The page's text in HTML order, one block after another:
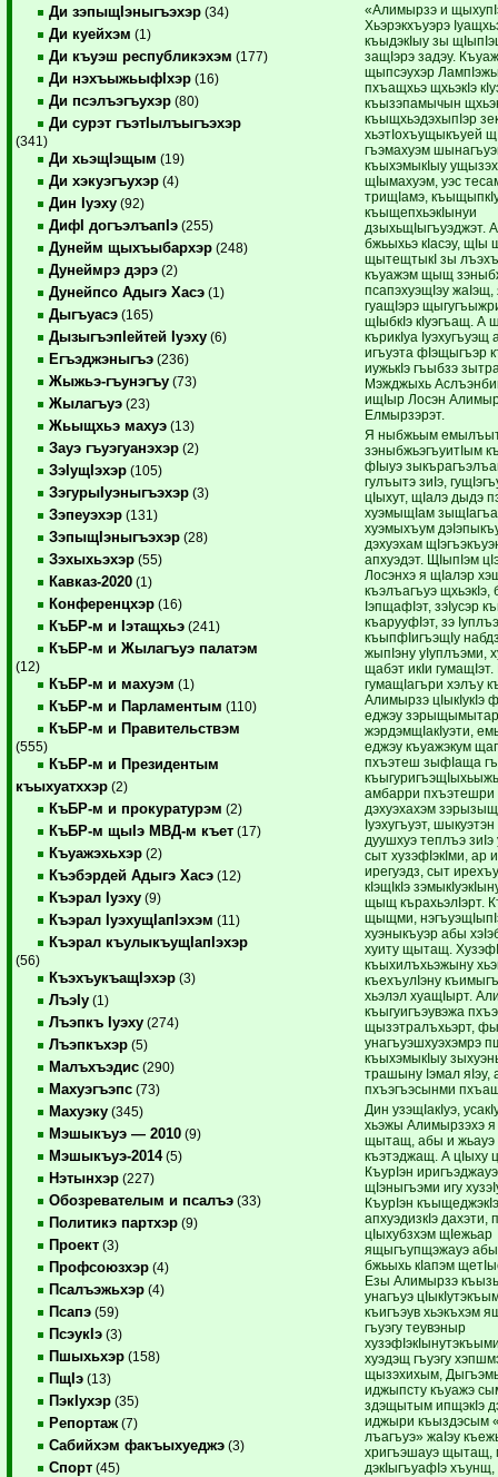
Ди зэпыщIэныгъэхэр (34)
Ди куейхэм (1)
Ди къуэш республикэхэм (177)
Ди нэхъыжьыфIхэр (16)
Ди псэлъэгъухэр (80)
Ди сурэт гъэтIылъыгъэхэр
(341)
Ди хьэщIэщым (19)
Ди хэкуэгъухэр (4)
Дин Iуэху (92)
ДифI догъэлъапIэ (255)
Дунейм щыхъыбархэр (248)
Дунеймрэ дэрэ (2)
Дунейпсо Адыгэ Хасэ (1)
Дыгъуасэ (165)
ДызыгъэпIейтей Iуэху (6)
Егъэджэныгъэ (236)
Жыжьэ-гъунэгъу (73)
Жылагъуэ (23)
Жьыщхьэ махуэ (13)
Зауэ гъуэгуанэхэр (2)
ЗэIущIэхэр (105)
ЗэгурыIуэныгъэхэр (3)
Зэпеуэхэр (131)
ЗэпыщIэныгъэхэр (28)
Зэхыхьэхэр (55)
Кавказ-2020 (1)
Конференцхэр (16)
КъБР-м и Iэтащхьэ (241)
КъБР-м и Жылагъуэ палатэм
(12)
КъБР-м и махуэм (1)
КъБР-м и Парламентым (110)
КъБР-м и Правительствэм
(555)
КъБР-м и Президентым
къыхуатххэр (2)
КъБР-м и прокуратурэм (2)
КъБР-м щыIэ МВД-м къет (17)
Къуажэхьхэр (2)
Къэбэрдей Адыгэ Хасэ (12)
Къэрал Iуэху (9)
Къэрал IуэхущIапIэхэм (11)
Къэрал къулыкъущIапIэхэр
(56)
КъэхъукъащIэхэр (3)
ЛъэIу (1)
Лъэпкъ Iуэху (274)
Лъэпкъхэр (5)
Малъхъэдис (290)
Махуэгъэпс (73)
Махуэку (345)
Мэшыкъуэ — 2010 (9)
Мэшыкъуэ-2014(5)
Нэтынхэр (227)
Обозревателым и псалъэ (33)
Политикэ партхэр (9)
Проект (3)
Профсоюзхэр (4)
Псалъэжьхэр (4)
Псапэ (59)
ПсэукIэ (3)
Пшыхьхэр (158)
ПщIэ (13)
ПэкIухэр (35)
Репортаж (7)
Сабийхэм факъыхуеджэ (3)
Спорт (45)
«Алимырзэ и
Хьэрэкхъуэрэ
къыдэкIыу зы
защIэрэ задэу.
щыпсэухэр
пхъащхьэ щхьэкIэ
къызэпамычын
къыщхьэдэхыпIэр
хьэтIохъущыкъуей
гъэмахуэм
къыхэмыкIыу
щIымахуэм, уэс
трищIамэ,
къыщепхьэкIынуи
дзыхьщIыгъуэджэт.
бжьыхьэ кIасэу, щIы
щытещтыкI зы
къуажэм щыщ
псапэхуэщIэу жаIэщ,
гуащIэрэ
щIыбкIэ кIуэгъащ. А
кърикIуа
игъуэта фIэщыгъэр
иужькIэ гъыбзэ
Мэжджыхь
ищIыр Лосэн
Елмырзэрэт.
Я ныбжьым
зэныбжьэгъуитIым
фIыуэ
гулъытэ зиIэ,
цIыхут, щIалэ дыдэ
хуэмыщIам
хуэмыхъум
дэхуэхам
апхуэдэт. ЩIыпIэм
Лосэнхэ я щIалэр
къэлъагъуэ щхьэкIэ,
IэпщафIэт, зэIусэр
къарууфIэт, зэ
къыпфIигъэщIу
жыпIэну уIуплъэми,
щабэт икIи
гумащIагъри хэлъу
Алимырзэ цIыкIукIэ
еджэу
жэрдэмщIакIуэти,
еджэу къуажэкум
пхъэтеш зыфIаща
амбарри пхъэтешри
дэхуэхахэм
Iуэхугъуэт,
дуушхуэ теплъэ зиIэ
сыт хузэфIэкIми, ар
ирегуэдз, сыт
кIэщIкIэ
щыщ кърахьэлIэрт.
щыщми,
хуэныкъуэр абы
хуиту щытащ.
къыхилъхьэжыну
къехъулIэну
хьэлэл хуащIырт.
къыгуигъэувэжа
щызэтралъхьэрт,
унагъуэшхуэхэмрэ
къыхэмыкIыу
трашыну Iэмал яIэу,
пхъэгъэсынми
Дин узэщIакIуэ,
хьэжы Алимырзэхэ я
щытащ, абы и жьауэ
къэтэджащ. А цIыху
КъурIэн
щIэныгъэми игу
КъурIэн
апхуэдизкIэ дахэти,
цIыхубзхэм щIежьар
ящыгъупщэжауэ абы
бжьыхь кIапэм
Езы Алимырзэ
унагъуэ
къигъэув хьэкъхэм
гъуэгу теувэныр
хуэдэщ гъуэгу
щызэхихым,
иджыпсту къуажэ
здэщытым ипщэкIэ
иджыри къыздэсым
лъагъуэ» жаIэу
хригъэшауэ щытащ,
дэкIыгъуафIэ